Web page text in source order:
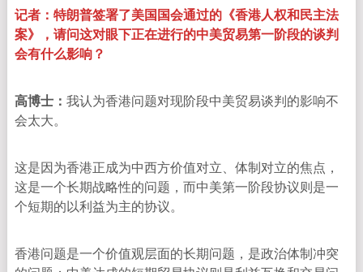
记者：特朗普签署了美国国会通过的《香港人权和民主法
案》，请问这对眼下正在进行的中美贸易第一阶段的谈判
会有什么影响？
高博士： 我认为香港问题对现阶段中美贸易谈判的影响不
会太大。
这是因为香港正成为中西方价值对立、体制对立的焦点，
这是一个长期战略性的问题，而中美第一阶段协议则是一
个短期的以利益为主的协议。
香港问题是一个价值观层面的长期问题，是政治体制冲突